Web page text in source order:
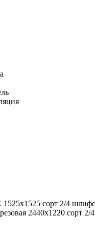
сорт 2/4
2440х1220 сорт 2/4